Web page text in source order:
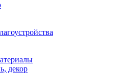
декор